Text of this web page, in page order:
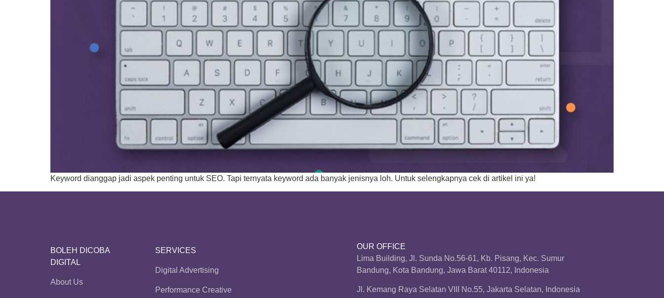
Keyword dianggap jadi aspek penting untuk SEO. Tapi ternyata keyword ada banyak jenisnya loh. Untuk selengkapnya cek di artikel ini ya!
BOLEH DICOBA
DIGITAL
About Us
SERVICES
Digital Advertising
Performance Creative
OUR OFFICE
Lima Building, Jl. Sunda No.56-61, Kb. Pisang, Kec. Sumur
Bandung, Kota Bandung, Jawa Barat 40112, Indonesia
Jl. Kemang Raya Selatan VIII No.55, Jakarta Selatan, Indonesia